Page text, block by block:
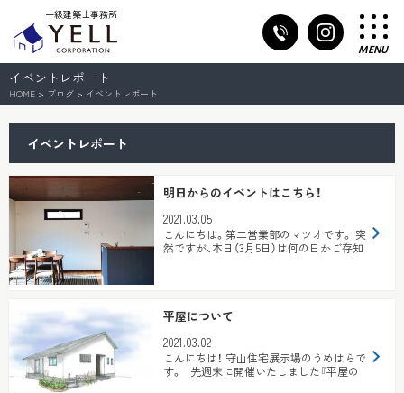
一級建築士事務所
MENU
イベントレポート
HOME > ブログ > イベントレポート
イベントレポート
明日からのイベントはこちら！
2021.03.05
こんにちは。第二営業部のマツオです。 突
然ですが、本日（3月5日）は何の日かご存知
平屋について
2021.03.02
こんにちは！ 守山住宅展示場のうめはらで
す。 先週末に開催いたしました『平屋の
家づくり相談会』に ...